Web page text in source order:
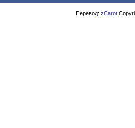
Перевод: zCarot